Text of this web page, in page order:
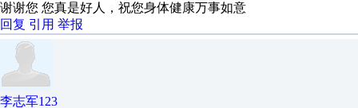
谢谢您 您真是好人，祝您身体健康万事如意
回复 引用 举报
李志军123